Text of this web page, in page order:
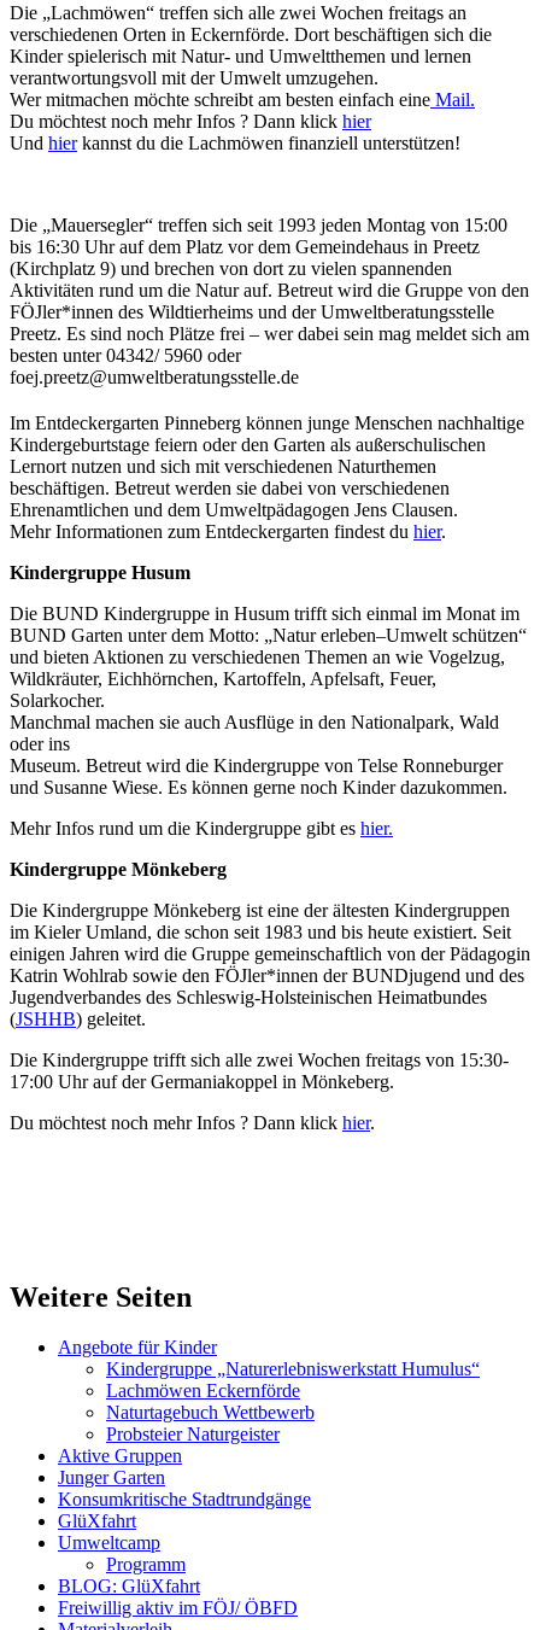
Die „Lachmöwen“ treffen sich alle zwei Wochen freitags an
verschiedenen Orten in Eckernförde. Dort beschäftigen sich die
Kinder spielerisch mit Natur- und Umweltthemen und lernen
verantwortungsvoll mit der Umwelt umzugehen.
Wer mitmachen möchte schreibt am besten einfach eine Mail.
Du möchtest noch mehr Infos ? Dann klick hier
Und hierkannst du die Lachmöwen finanziell unterstützen!
Die „Mauersegler“ treffen sich seit 1993 jeden Montag von 15:00
bis 16:30 Uhr auf dem Platz vor dem Gemeindehaus in Preetz
(Kirchplatz 9) und brechen von dort zu vielen spannenden
Aktivitäten rund um die Natur auf. Betreut wird die Gruppe von den
FÖJler*innen des Wildtierheims und der Umweltberatungsstelle
Preetz. Es sind noch Plätze frei – wer dabei sein mag meldet sich am
besten unter 04342/ 5960 oder
foej.preetz@umweltberatungsstelle.de
Im Entdeckergarten Pinneberg können junge Menschen nachhaltige
Kindergeburtstage feiern oder den Garten als außerschulischen
Lernort nutzen und sich mit verschiedenen Naturthemen
beschäftigen. Betreut werden sie dabei von verschiedenen
Ehrenamtlichen und dem Umweltpädagogen Jens Clausen.
Mehr Informationen zum Entdeckergarten findest du hier.
Kindergruppe Husum
Die BUND Kindergruppe in Husum trifft sich einmal im Monat im
BUND Garten unter dem Motto: „Natur erleben–Umwelt schützen“
und bieten Aktionen zu verschiedenen Themen an wie Vogelzug,
Wildkräuter, Eichhörnchen, Kartoffeln, Apfelsaft, Feuer,
Solarkocher.
Manchmal machen sie auch Ausflüge in den Nationalpark, Wald
oder ins
Museum. Betreut wird die Kindergruppe von Telse Ronneburger
und Susanne Wiese. Es können gerne noch Kinder dazukommen.
Mehr Infos rund um die Kindergruppe gibt es hier.
Kindergruppe Mönkeberg
Die Kindergruppe Mönkeberg ist eine der ältesten Kindergruppen
im Kieler Umland, die schon seit 1983 und bis heute existiert. Seit
einigen Jahren wird die Gruppe gemeinschaftlich von der Pädagogin
Katrin Wohlrab sowie den FÖJler*innen der BUNDjugend und des
Jugendverbandes des Schleswig-Holsteinischen Heimatbundes
(JSHHB) geleitet.
Die Kindergruppe trifft sich alle zwei Wochen freitags von 15:30-
17:00 Uhr auf der Germaniakoppel in Mönkeberg.
Du möchtest noch mehr Infos ? Dann klick hier.
Weitere Seiten
Angebote für Kinder
Kindergruppe „Naturerlebniswerkstatt Humulus“
Lachmöwen Eckernförde
Naturtagebuch Wettbewerb
Probsteier Naturgeister
Aktive Gruppen
Junger Garten
Konsumkritische Stadtrundgänge
GlüXfahrt
Umweltcamp
Programm
BLOG: GlüXfahrt
Freiwillig aktiv im FÖJ/ ÖBFD